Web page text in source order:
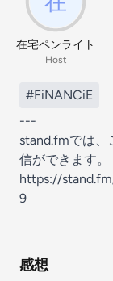
在宅ペンライト
Host
#FiNANCiE
---
stand.fmでは、
信ができます。
https://
9
感想